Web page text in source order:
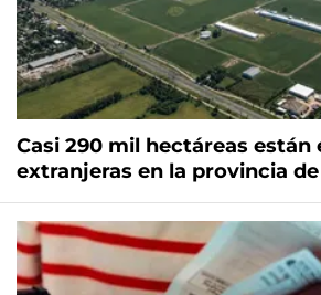
Casi 290 mil hectáreas están
extranjeras en la provincia